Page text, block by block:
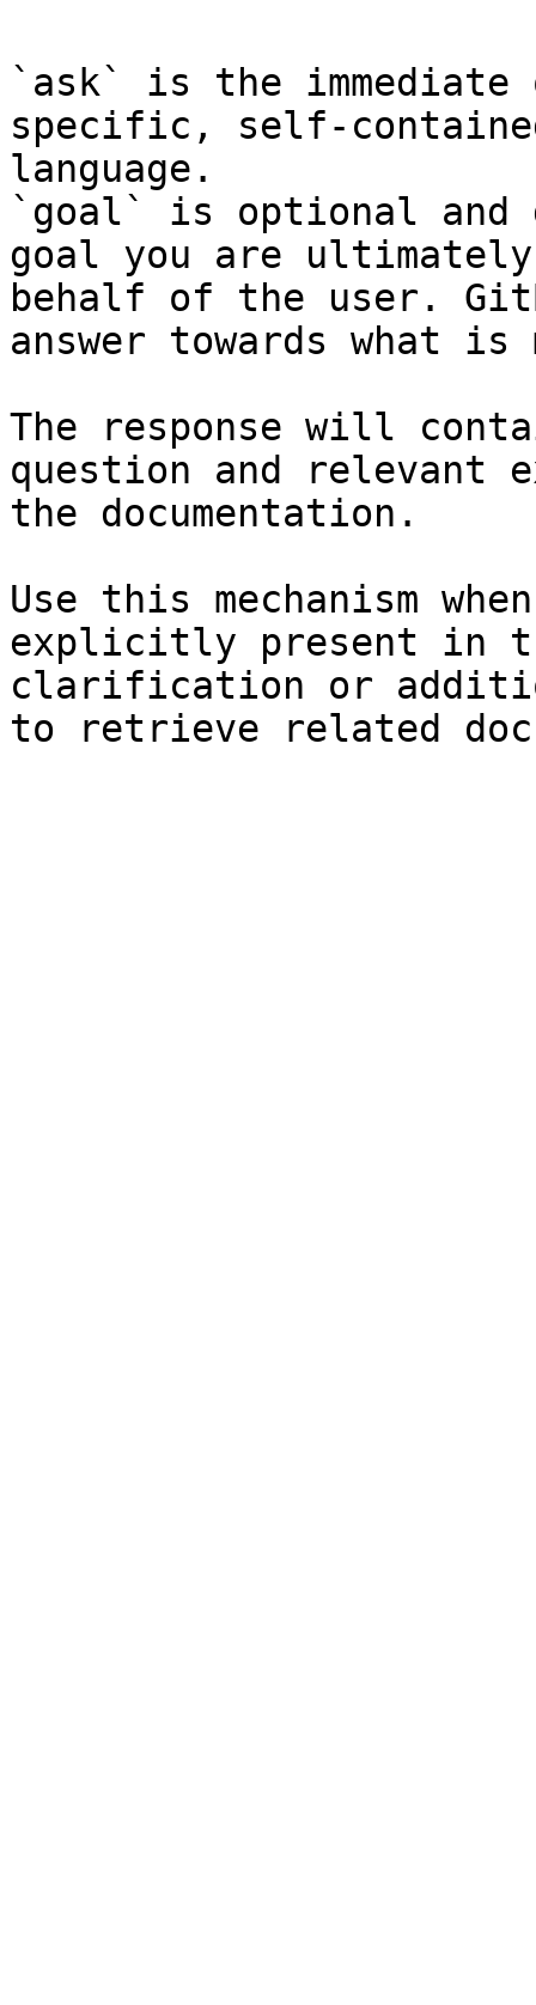
`ask` is the
specific, self-
language.
`goal` is optional and
goal you are
behalf of the user.
answer towards what
The response will
question and relevant
the documentation.
Use this mechanism
explicitly present in
clarification or